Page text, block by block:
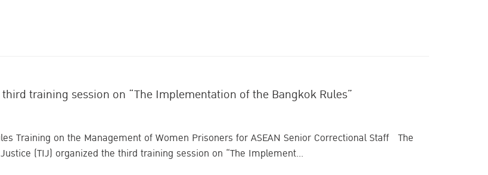
training session on “The Implementation of the Bangkok Rules”
Training on the Management of Women Prisoners for ASEAN Senior Correctional Staff The
(TIJ) organized the third training session on “The Implement...